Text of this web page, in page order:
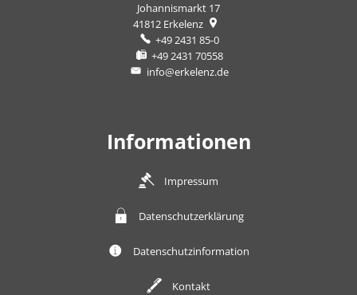
Johannismarkt 17
41812 Erkelenz
+49 2431 85-0
+49 2431 70558
info@erkelenz.de
Informationen
Impressum
Datenschutzerklärung
Datenschutzinformation
Kontakt